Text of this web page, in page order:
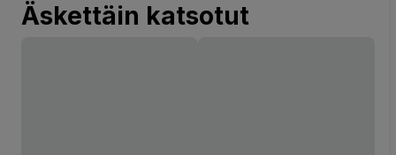
Äskettäin katsotut